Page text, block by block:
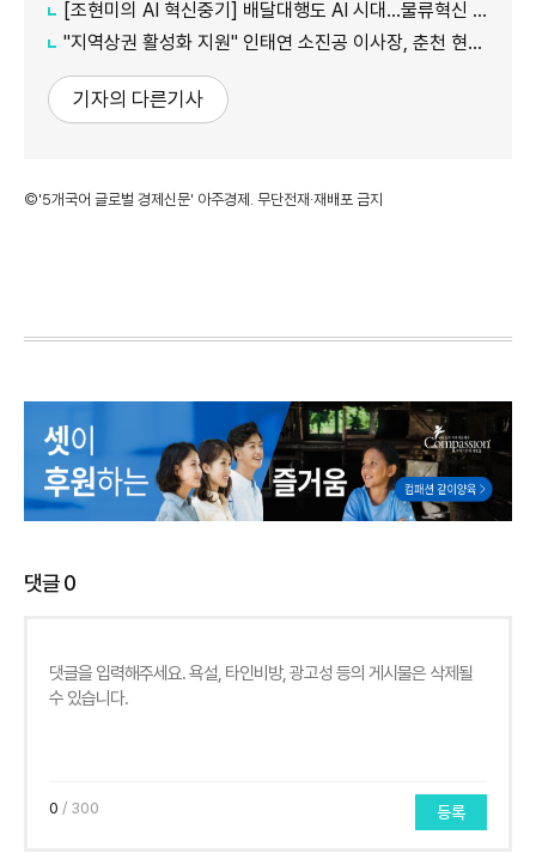
[조현미의 AI 혁신중기] 배달대행도 AI 시대…물류혁신 선도하는 부릉
"지역상권 활성화 지원" 인태연 소진공 이사장, 춘천 현장방문
기자의 다른기사
©'5개국어 글로벌 경제신문' 아주경제. 무단전재·재배포 금지
댓글0
0 / 300 등록